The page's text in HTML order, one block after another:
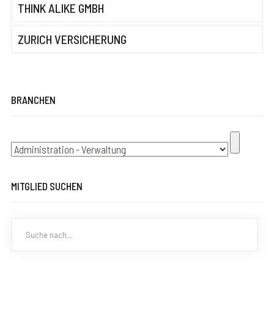
THINK ALIKE GMBH
ZURICH VERSICHERUNG
BRANCHEN
MITGLIED SUCHEN